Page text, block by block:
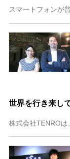
世界を行き来し